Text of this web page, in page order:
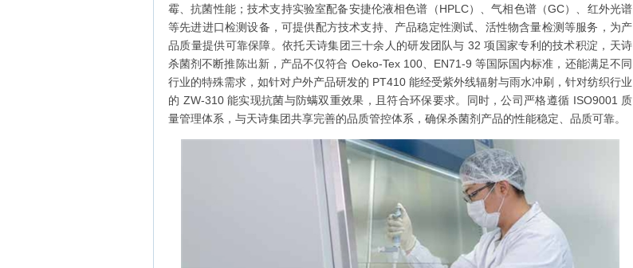
霉、抗菌性能；技术支持实验室配备安捷伦液相色谱（HPLC）、气相色谱（GC）、红外光谱
等先进进口检测设备，可提供配方技术支持、产品稳定性测试、活性物含量检测等服务，为产
品质量提供可靠保障。依托天诗集团三十余人的研发团队与 32 项国家专利的技术积淀，天诗
杀菌剂不断推陈出新，产品不仅符合 Oeko-Tex 100、EN71-9 等国际国内标准，还能满足不同
行业的特殊需求，如针对户外产品研发的 PT410 能经受紫外线辐射与雨水冲刷，针对纺织行业
的 ZW-310 能实现抗菌与防螨双重效果，且符合环保要求。同时，公司严格遵循 ISO9001 质
量管理体系，与天诗集团共享完善的品质管控体系，确保杀菌剂产品的性能稳定、品质可靠。